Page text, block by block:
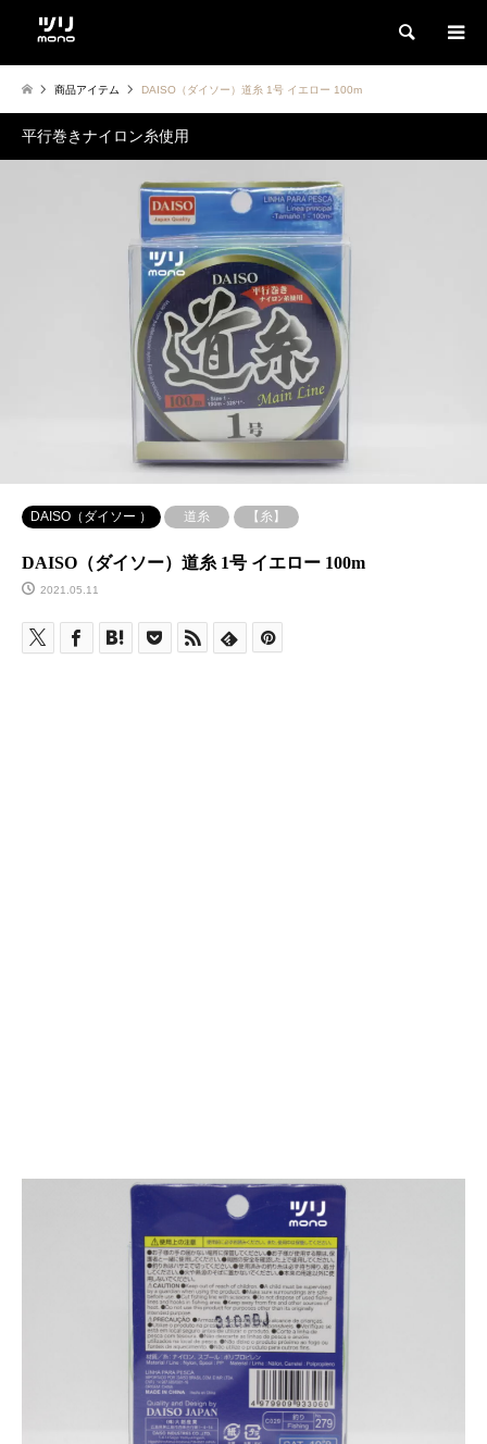
検索
商品アイテム DAISO（ダイソー）道糸 1号 イエロー 100m
平行巻きナイロン糸使用
DAISO（ダイソー ） 道糸 【糸】
DAISO（ダイソー）道糸 1号 イエロー 100m
2021.05.11